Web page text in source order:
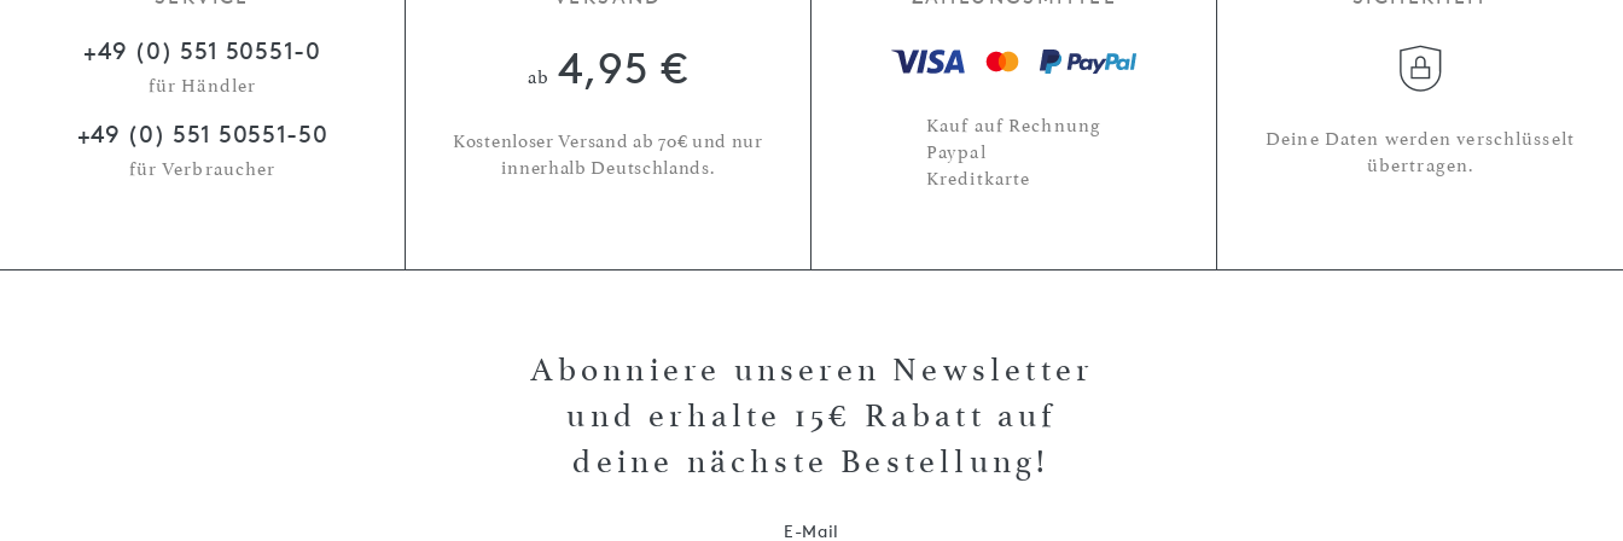
+49 (0) 551 50551-0
für Händler
+49 (0) 551 50551-50
für Verbraucher
ab 4,95 €
Kostenloser Versand ab 70€ und nur
innerhalb Deutschlands.
Kauf auf Rechnung
Paypal
Kreditkarte
Deine Daten werden verschlüsselt
übertragen.
Abonniere unseren Newsletter
und erhalte 15€ Rabatt auf
deine nächste Bestellung!
E-Mail